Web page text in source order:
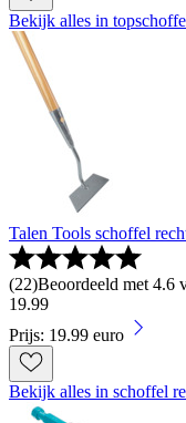
Bekijk alles in
Talen Tools schoffel
(22)Beoordeeld met 4.6
19.99
Prijs: 19.99 euro
Bekijk alles in schoffel